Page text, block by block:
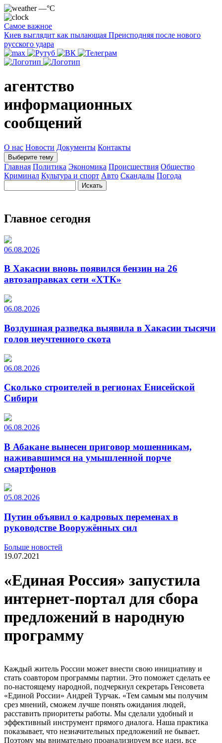
—°C
Самое важное
Киев выглядит как пылающая Преисподняя после нового
русского удара
агентство
информационных
сообщений
О нас Новости Документы Контакты
Выберите тему
Главная Политика Экономика Происшествия Общество
Криминал Культура и спорт Авто Скандалы Погода
Главное сегодня
06.08.2026
В Хакасии вновь появился бензин на 26
автозаправках сети «ХТК»
06.08.2026
Воздушная разведка выявила в Хакасии тысячи
голов неучтенного скота
06.08.2026
Сколько строителей в регионах Енисейской
Сибири
06.08.2026
В Абакане вынесен приговор мошенникам,
наживавшимся на умышленной порче
смартфонов
05.08.2026
Путин объявил о кадровых переменах в
руководстве Вооружённых сил
Больше новостей
19.07.2021
«Единая Россия» запустила
интернет-портал для сбора
предложений в народную
программу
Каждый житель России может внести свою инициативу и
стать соавтором программы партии. Это поможет сделать ее
по-настоящему народной, подчеркнул секретарь Генсовета
«Единой России» Андрей Турчак. «Тем самым мы получим
срез мнений, сможем лучше понять ожидания людей,
расставить приоритеты работы. Мы сделали удобный и
эффективный инструмент прямого диалога. Наша практика
показывает, что незначительных предложений не бывает.
Поэтому мы внимательно проанализируем все идеи, все